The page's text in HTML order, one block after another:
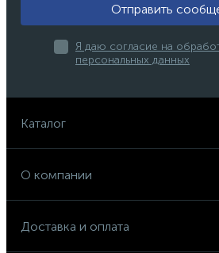
Отправить
Я даю согласие на
персональных данных
Каталог
О компании
Доставка и оплата